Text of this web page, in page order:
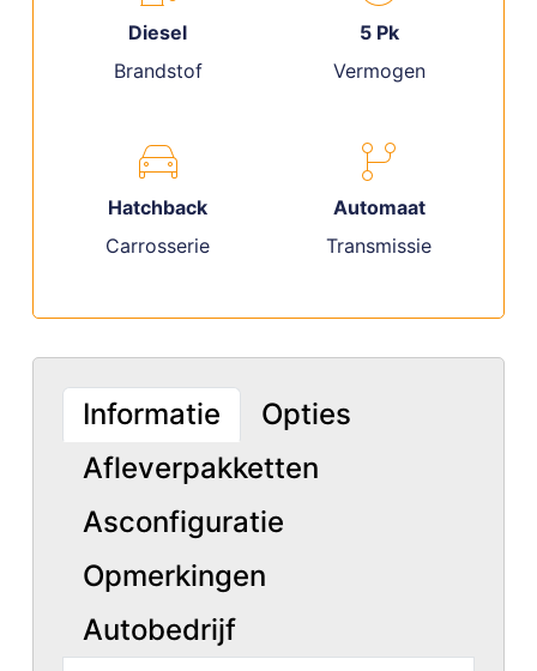
Diesel
Brandstof
5 Pk
Vermogen
Hatchback
Carrosserie
Automaat
Transmissie
Informatie
Opties
Afleverpakketten
Asconfiguratie
Opmerkingen
Autobedrijf